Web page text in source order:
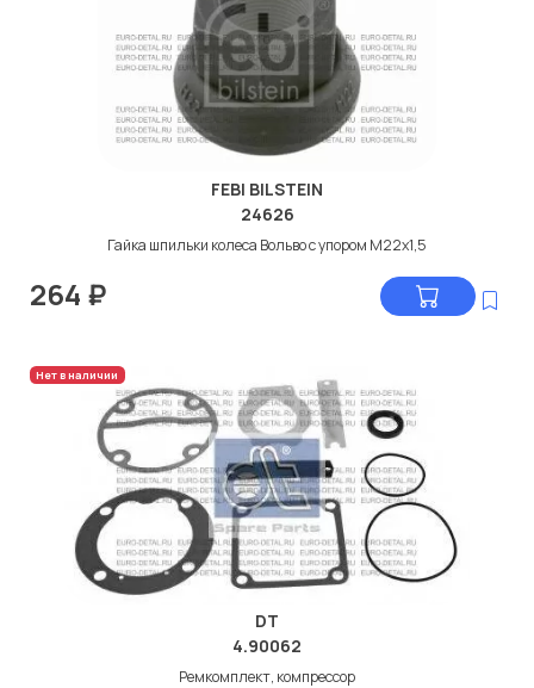
FEBI BILSTEIN
24626
Гайка шпильки колеса Вольво с упором M22x1,5
264 ₽
Нет в наличии
DT
4.90062
Ремкомплект, компрессор